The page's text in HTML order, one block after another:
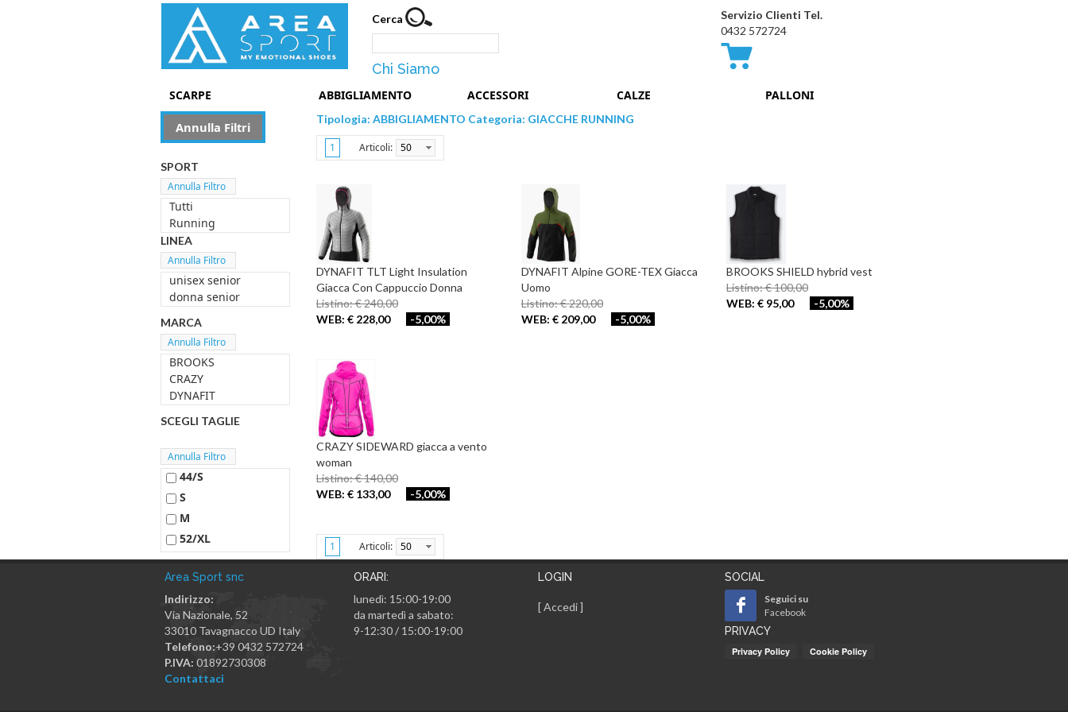
Cerca
Chi Siamo
Servizio Clienti Tel.
0432 572724
SCARPE ABBIGLIAMENTO ACCESSORI CALZE PALLONI
Annulla Filtri
SPORT
Tutti
Running
LINEA
unisex senior
donna senior
MARCA
BROOKS
CRAZY
DYNAFIT
SCEGLI TAGLIE
44/S
S
M
52/XL
Tipologia: ABBIGLIAMENTO Categoria: GIACCHE RUNNING
1 Articoli: 50
DYNAFIT TLT Light Insulation
Giacca Con Cappuccio Donna
Listino: € 240,00
WEB: € 228,00
-5,00%
DYNAFIT Alpine GORE-TEX Giacca
Uomo
Listino: € 220,00
WEB: € 209,00
-5,00%
BROOKS SHIELD hybrid vest
Listino: € 100,00
WEB: € 95,00
-5,00%
CRAZY SIDEWARD giacca a vento
woman
Listino: € 140,00
WEB: € 133,00
-5,00%
1 Articoli: 50
Area Sport snc
Indirizzo:
Via Nazionale, 52
33010 Tavagnacco UD Italy
Telefono:+39 0432 572724
P.IVA: 01892730308
Contattaci
ORARI:
lunedì: 15:00-19:00
da martedì a sabato:
9-12:30 / 15:00-19:00
LOGIN
[Accedi]
SOCIAL
Seguici su
Facebook
PRIVACY